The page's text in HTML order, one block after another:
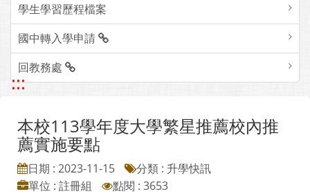
學生學習歷程檔案
國中轉入學申請
回教務處
:::
本校113學年度大學繁星推薦校內推
薦實施要點
日期 : 2023-11-15
分類 : 升學快訊
單位 : 註冊組
點閱 : 3653